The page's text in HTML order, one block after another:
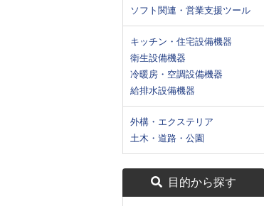
ソフト関連・営業支援ツール
キッチン・住宅設備機器
衛生設備機器
冷暖房・空調設備機器
給排水設備機器
外構・エクステリア
土木・道路・公園
目的から探す